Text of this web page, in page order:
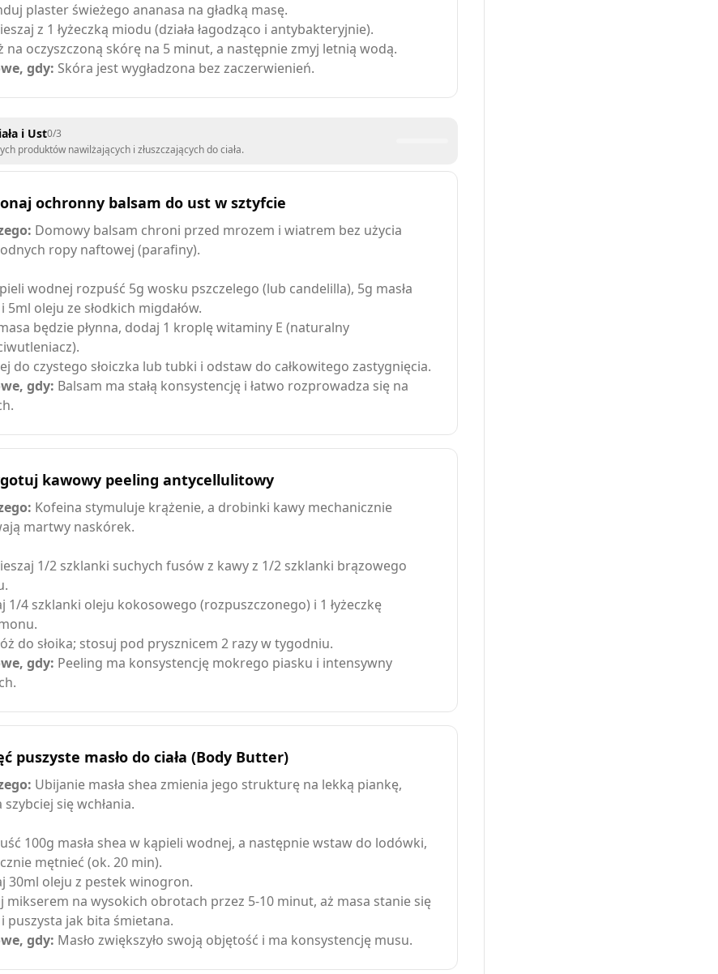
plaster świeżego ananasa na gładką masę.
z 1 łyżeczką miodu (działa łagodząco i antybakteryjnie).
na oczyszczoną skórę na 5 minut, a następnie zmyj letnią wodą.
gdy: Skóra jest wygładzona bez zaczerwienień.
i Ust0/3
produktów nawilżających i złuszczających do ciała.
ochronny balsam do ust w sztyfcie
Domowy balsam chroni przed mrozem i wiatrem bez użycia
ropy naftowej (parafiny).
wodnej rozpuść 5g wosku pszczelego (lub candelilla), 5g masła
5ml oleju ze słodkich migdałów.
będzie płynna, dodaj 1 kroplę witaminy E (naturalny
do czystego słoiczka lub tubki i odstaw do całkowitego zastygnięcia.
gdy: Balsam ma stałą konsystencję i łatwo rozprowadza się na
kawowy peeling antycellulitowy
Kofeina stymuluje krążenie, a drobinki kawy mechanicznie
martwy naskórek.
1/2 szklanki suchych fusów z kawy z 1/2 szklanki brązowego
1/4 szklanki oleju kokosowego (rozpuszczonego) i 1 łyżeczkę
do słoika; stosuj pod prysznicem 2 razy w tygodniu.
gdy: Peeling ma konsystencję mokrego piasku i intensywny
puszyste masło do ciała (Body Butter)
Ubijanie masła shea zmienia jego strukturę na lekką piankę,
się wchłania.
100g masła shea w kąpieli wodnej, a następnie wstaw do lodówki,
mętnieć (ok. 20 min).
30ml oleju z pestek winogron.
mikserem na wysokich obrotach przez 5-10 minut, aż masa stanie się
i puszysta jak bita śmietana.
gdy: Masło zwiększyło swoją objętość i ma konsystencję musu.